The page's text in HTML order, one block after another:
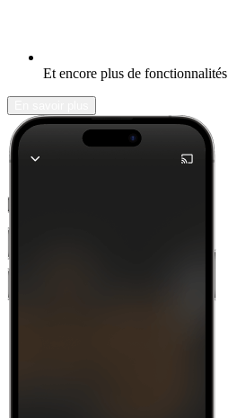
Et encore plus de fonctionnalités